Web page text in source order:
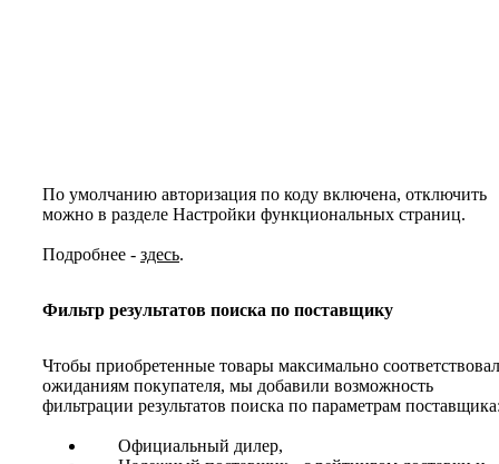
По умолчанию авторизация по коду включена, отключить
можно в разделе Настройки функциональных страниц.
Подробнее - здесь.
Фильтр результатов поиска по поставщику
Чтобы приобретенные товары максимально
ожиданиям покупателя, мы добавили возможность
фильтрации результатов поиска по параметрам
Официальный дилер,